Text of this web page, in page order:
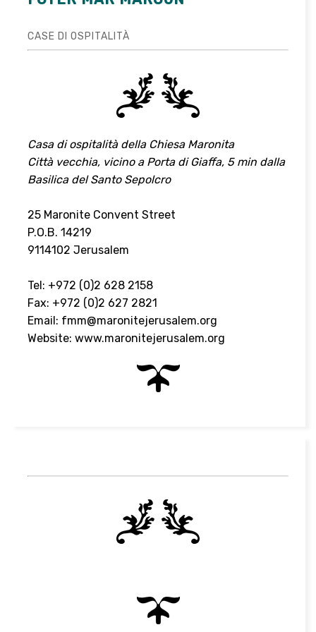
CASE DI OSPITALITÀ
Casa di ospitalità della Chiesa Maronita
Città vecchia, vicino a Porta di Giaffa, 5 min dalla
Basilica del Santo Sepolcro
25 Maronite Convent Street
P.O.B. 14219
9114102 Jerusalem
Tel: +972 (0)2 628 2158
Fax: +972 (0)2 627 2821
Email: fmm@maronitejerusalem.org
Website: www.maronitejerusalem.org